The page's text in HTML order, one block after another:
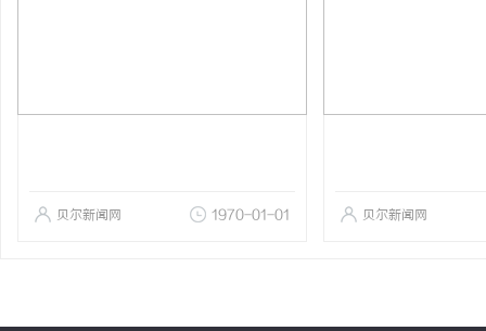
贝尔新闻网 1970-01-01 贝尔新闻网